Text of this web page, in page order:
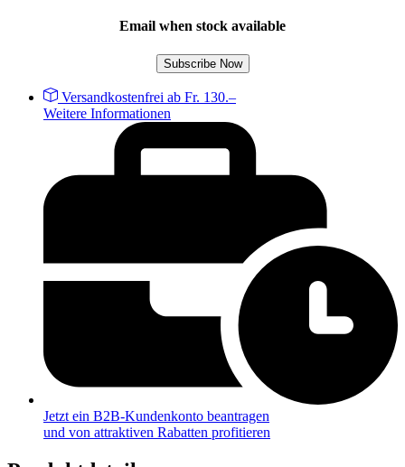
Email when stock available
Subscribe Now
Versandkostenfrei ab Fr. 130.–
Weitere Informationen
Jetzt ein B2B-Kundenkonto beantragen
und von attraktiven Rabatten profitieren